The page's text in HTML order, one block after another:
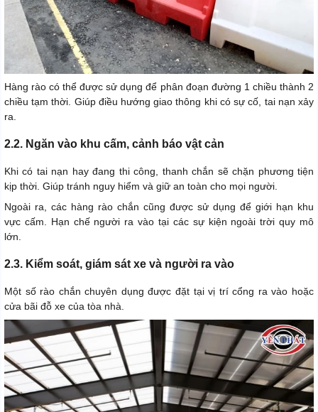
Hàng rào có thể được sử dụng để phân đoạn đường 1 chiều thành 2
chiều tạm thời. Giúp điều hướng giao thông khi có sự cố, tai nạn xảy
ra.
2.2. Ngăn vào khu cấm, cảnh báo vật cản
Khi có tai nạn hay đang thi công, thanh chắn sẽ chặn phương tiện
kịp thời. Giúp tránh nguy hiểm và giữ an toàn cho mọi người.
Ngoài ra, các hàng rào chắn cũng được sử dụng để giới hạn khu
vực cấm. Hạn chế người ra vào tại các sự kiện ngoài trời quy mô
lớn.
2.3. Kiểm soát, giám sát xe và người ra vào
Một số rào chắn chuyên dụng được đặt tại vị trí cổng ra vào hoặc
cửa bãi đỗ xe của tòa nhà.